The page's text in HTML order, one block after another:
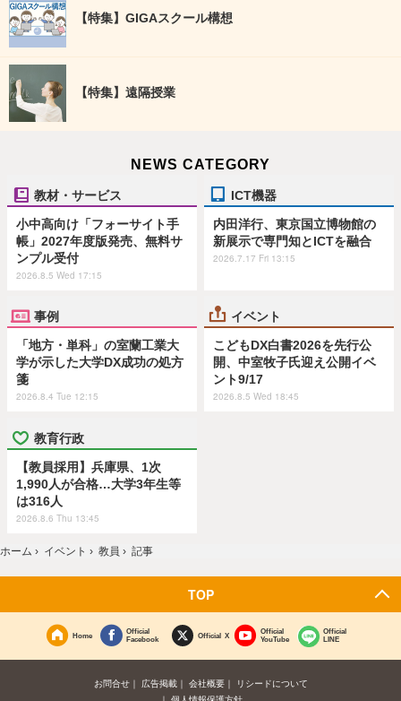
【特集】GIGAスクール構想
【特集】遠隔授業
NEWS CATEGORY
教材・サービス
小中高向け「フォーサイト手
帳」2027年度版発売、無料サ
ンプル受付
2026.8.5 Wed 17:15
ICT機器
内田洋行、東京国立博物館の
新展示で専門知とICTを融合
2026.7.17 Fri 13:15
事例
「地方・単科」の室蘭工業大
学が示した大学DX成功の処方
箋
2026.8.4 Tue 12:15
イベント
こどもDX白書2026を先行公
開、中室牧子氏迎え公開イベ
ント9/17
2026.8.5 Wed 18:45
教育行政
【教員採用】兵庫県、1次
1,990人が合格…大学3年生等
は316人
2026.8.6 Thu 13:45
ホーム › イベント › 教員 › 記事
TOP
Home
Official
Facebook
Official X
Official
YouTube
Official
LINE
お問合せ 広告掲載 会社概要
リシードについて